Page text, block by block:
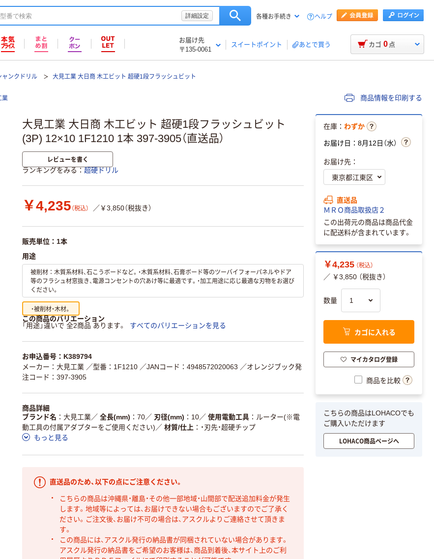
詳細設定 各種お手続き ヘルプ
お届け先
〒135-0061
スイートポイント あとで買う カゴ 0 点
ャンクドリル 大見工業 大日商 木工ビット 超硬1段フラッシュビット
業 商品情報を印刷する
大見工業 大日商 木工ビット 超硬1段フラッシュビット
(3P) 12×10 1F1210 1本 397-3905（直送品）
レビューを書く
ランキングをみる 超硬ドリル
￥4,235 （税込） ／￥3,850（税抜き）
販売単位：1本
用途
被削材：木質系材料、石こうボードなど。・木質系材料、石膏ボード等のツーバイフォーパネルやドア
等のフラシュ材窓抜き、電源コンセントの穴あけ等に最適です。・加工用途に応じ最適な刃物をお選び
ください。
・被削材・木材。
この商品のバリエーション
「用途」違いで 全2商品 あります。
すべてのバリエーションを見る
お申込番号：K389794
メーカー：大見工業 ／型番：1F1210 ／JANコード：4948572020063 ／オレンジブック発
注コード：397-3905
商品詳細
ブランド名
大見工業 ／ 全長(mm) 70／ 刃径(mm) 10／ 使用電動工具
ルーター(※電
動工具の付属アダプターをご使用ください) ／ 材質/仕上
・刃先・超硬チップ
もっと見る
直送品のため、以下の点にご注意ください。
こちらの商品は沖縄県・離島・その他一部地域・山間部で配送追加料金が発生
します。地域等によっては、お届けできない場合もございますのでご了承く
ださい。ご注文後、お届け不可の場合は、アスクルよりご連絡させて頂きま
す。
この商品には、アスクル発行の納品書が同梱されていない場合があります。
アスクル発行の納品書をご希望のお客様は、商品到着後、本サイト上のご利
在庫： わずか
お届け日：8月12日（水）
お届け先：
直送品
ＭＲＯ商品取扱店２
この出荷元の商品は商品代金
に配送料が含まれています。
￥4,235 （税込）
／ ￥3,850 （税抜き）
数量
カゴに入れる
マイカタログ登録
商品を比較
こちらの商品はLOHACOでも
ご購入いただけます
LOHACO商品ページへ